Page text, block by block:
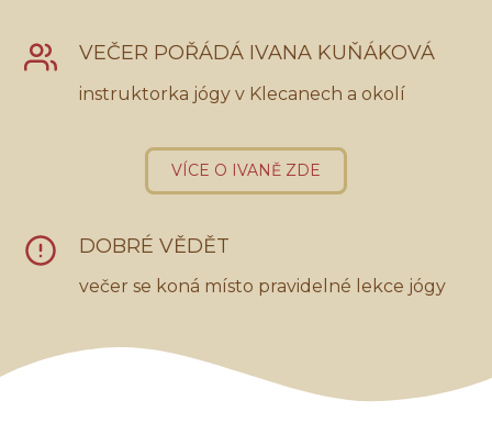
VEČER POŘÁDÁ IVANA KUŇÁKOVÁ
instruktorka jógy v Klecanech a okolí
VÍCE O IVANĚ ZDE
DOBRÉ VĚDĚT
večer se koná místo pravidelné lekce jógy